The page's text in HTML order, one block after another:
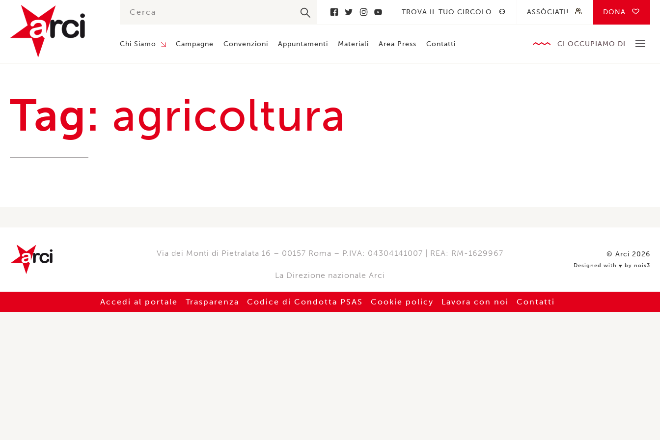
TROVA IL TUO CIRCOLO ASSÒCIATI! DONA
Chi Siamo Campagne Convenzioni Appuntamenti Materiali Area Press Contatti CI OCCUPIAMO DI
Tag: agricoltura
Via dei Monti di Pietralata 16 – 00157 Roma – P.IVA: 04304141007 | REA: RM-1629967
La Direzione nazionale Arci
© Arci 2026
Designed with ♥️ by nois3
Accedi al portale Trasparenza Codice di Condotta PSAS Cookie policy Lavora con noi Contatti